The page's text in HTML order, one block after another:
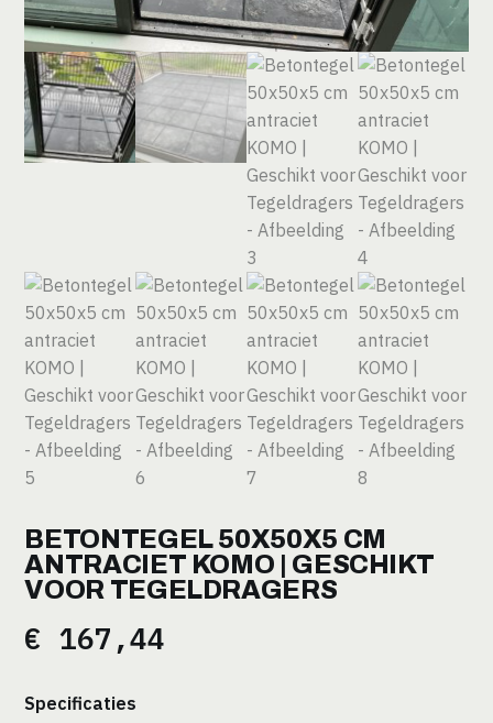
BETONTEGEL 50X50X5 CM
ANTRACIET KOMO | GESCHIKT
VOOR TEGELDRAGERS
€ 167,44
Specificaties